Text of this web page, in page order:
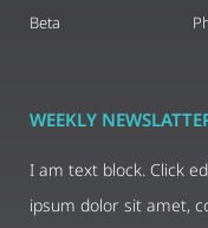
Beta
WEEKLY
I am text block. Click
ipsum dolor sit amet,